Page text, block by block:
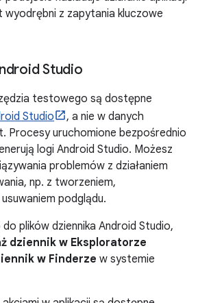
z zapytania kluczowe
Studio
testowego są dostępne
Studio
, a nie w danych
Procesy uruchomione bezpośrednio
logi Android Studio. Możesz
problemów z działaniem
np. z tworzeniem,
podglądu.
plików dziennika Android Studio,
dziennik w Eksploratorze
w Finderze w systemie